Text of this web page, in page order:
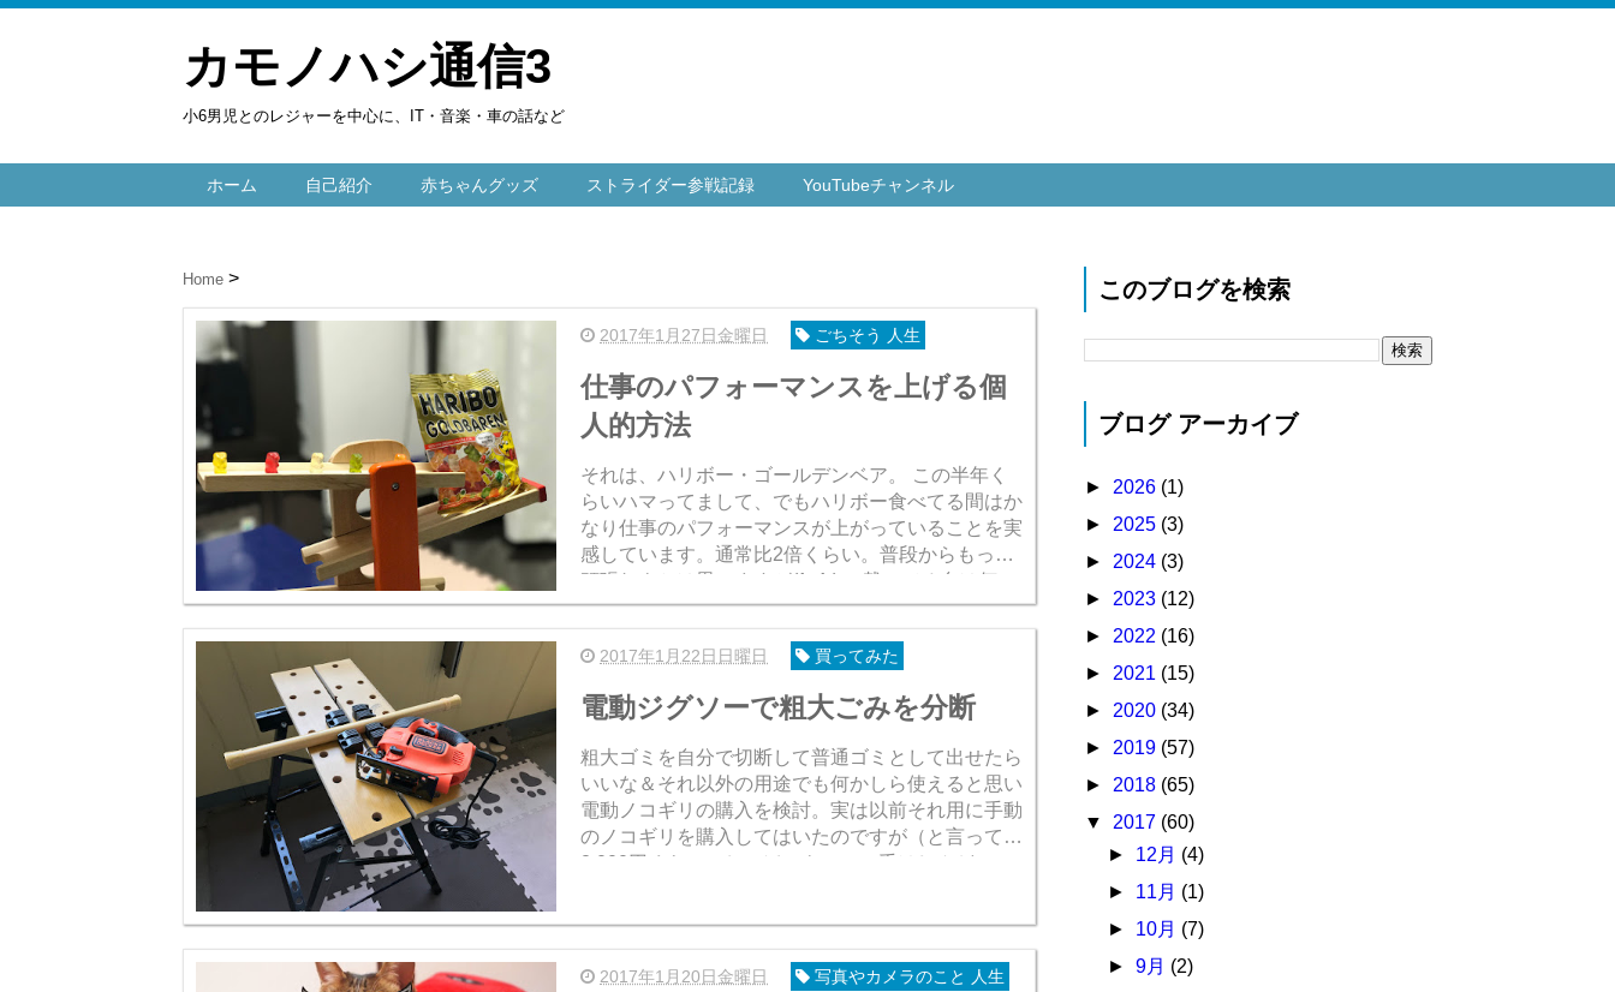
カモノハシ通信3
小6男児とのレジャーを中心に、IT・音楽・車の話など
ホーム 自己紹介 赤ちゃんグッズ ストライダー参戦記録 YouTubeチャンネル
Home
2017年1月27日金曜日 ごちそう 人生
仕事のパフォーマンスを上げる個
人的方法
それは、ハリボー・ゴールデンベア。 この半年く
らいハマってまして、でもハリボー食べてる間はか
なり仕事のパフォーマンスが上がっていることを実
感しています。通常比2倍くらい。普段からもっと
頑張れよとは思いますが(^_^;)。 載ってる台は何の
関係もありません(^_^;)息...
2017年1月22日日曜日 買ってみた
電動ジグソーで粗大ごみを分断
粗大ゴミを自分で切断して普通ゴミとして出せたら
いいな＆それ以外の用途でも何かしら使えると思い
電動ノコギリの購入を検討。実は以前それ用に手動
のノコギリを購入してはいたのですが（と言っても
2,000円くらいのしょぼいもの）、手はしんどいで
2017年1月20日金曜日 写真やカメラのこと 人生
このブログを検索
ブログ アーカイブ
► 2026 (1)
► 2025 (3)
► 2024 (3)
► 2023 (12)
► 2022 (16)
► 2021 (15)
► 2020 (34)
► 2019 (57)
► 2018 (65)
▼ 2017 (60)
► 12月 (4)
► 11月 (1)
► 10月 (7)
►9月 (2)